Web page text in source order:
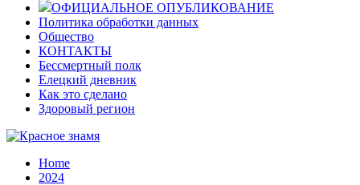
ОФИЦИАЛЬНОЕ ОПУБЛИКОВАНИЕ
Политика обработки данных
Общество
КОНТАКТЫ
Бессмертный полк
Елецкий дневник
Как это сделано
Здоровый регион
Home
2024